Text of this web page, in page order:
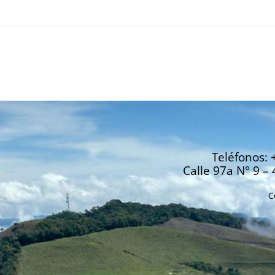
Teléfonos:
Calle 97a N° 9